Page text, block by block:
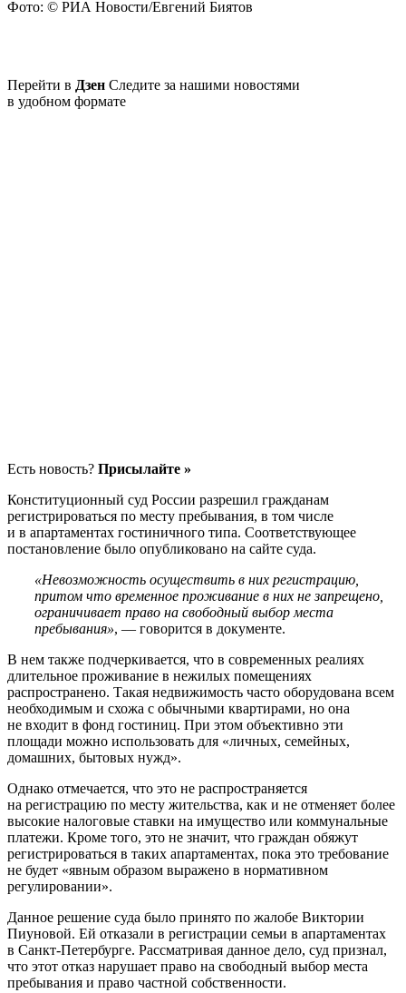
Фото: © РИА Новости/Евгений Биятов
Перейти в Дзен Следите за нашими новостями
в удобном формате
Есть новость? Присылайте »
Конституционный суд России разрешил гражданам
регистрироваться по месту пребывания, в том числе
и в апартаментах гостиничного типа. Соответствующее
постановление было опубликовано на сайте суда.
«Невозможность осуществить в них регистрацию,
притом что временное проживание в них не запрещено,
ограничивает право на свободный выбор места
пребывания», — говорится в документе.
В нем также подчеркивается, что в современных реалиях
длительное проживание в нежилых помещениях
распространено. Такая недвижимость часто оборудована всем
необходимым и схожа с обычными квартирами, но она
не входит в фонд гостиниц. При этом объективно эти
площади можно использовать для «личных, семейных,
домашних, бытовых нужд».
Однако отмечается, что это не распространяется
на регистрацию по месту жительства, как и не отменяет более
высокие налоговые ставки на имущество или коммунальные
платежи. Кроме того, это не значит, что граждан обяжут
регистрироваться в таких апартаментах, пока это требование
не будет «явным образом выражено в нормативном
регулировании».
Данное решение суда было принято по жалобе Виктории
Пиуновой. Ей отказали в регистрации семьи в апартаментах
в Санкт-Петербурге. Рассматривая данное дело, суд признал,
что этот отказ нарушает право на свободный выбор места
пребывания и право частной собственности.